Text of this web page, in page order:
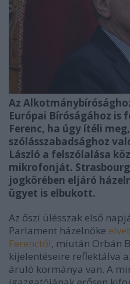
Az
Európai Bíróságához is
Ferenc, ha úgy ítéli
szólásszabadsághoz
László a felszólalása
mikrofonját.
jogkörében eljáró
ügyet is elbukott.
Az őszi ülésszak első
Parlament házelnöke
Ferenctől, miután Orbán
kijelentéseire reflektálva
áruló kormánya van. A